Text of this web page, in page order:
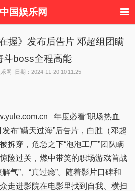
中国娱乐网
乐 韩国娱乐
欧美娱乐
闻 影视新闻
明星
欧美明星八卦
握》发布后告片 邓超组团瞒
斗boss全程高能
乐网 日期：2024-11-20 10:11:25
年度必看“职场热血
布“瞒天过海”后告片，白胜（邓超
拆穿，危急之下“泡泡工厂”团队瞒
险过关，燃中带笑的职场游戏首战
气”、“真过瘾”。随着影片口碑和
走进影院在电影里找到自我、横扫